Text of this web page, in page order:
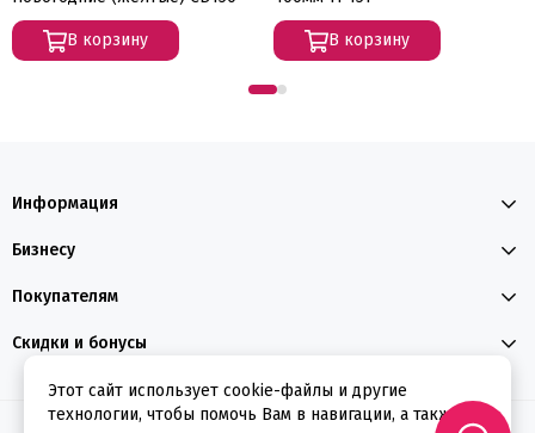
В корзину В корзину
Информация
Бизнесу
Покупателям
Скидки и бонусы
Этот сайт использует cookie-файлы и другие
технологии, чтобы помочь Вам в навигации, а также